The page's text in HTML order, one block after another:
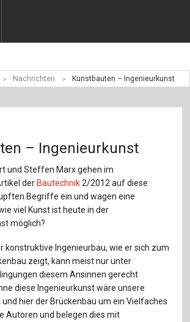
Nachrichten Kunstbauten – Ingenieurkunst
– Ingenieurkunst
und Steffen Marx gehen im
der Bautechnik2/2012 auf diese
Begriffe ein und wagen eine
viel Kunst ist heute in der
möglich?
konstruktive Ingenieurbau, wie er sich zum
zeigt, kann meist nur unter
diesem Ansinnen gerecht
diese Ingenieurkunst wäre unsere
hier der Brückenbau um ein Vielfaches
Autoren und belegen dies mit